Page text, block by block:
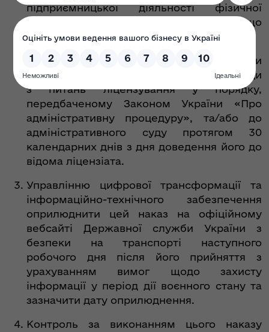
підприємницької діяльності фізичної
особи-підприємця) згідно з переліком, що
додається.
Рішення органу ліцензування може бути
оскаржено до Експертно-апеляційної ради
з питань ліцензування у порядку,
передбаченому Законом України «Про
адміністративну процедуру», та/або до
адміністративного суду протягом 30
календарних днів з дня доведення його до
відома ліцензіата.
Управлінню цифрової трансформації та
інформаційно-технічного забезпечення
оприлюднити цей наказ на офіційному
вебсайті Державної служби України з
безпеки на транспорті наступного
робочого дня після його прийняття з
урахуванням вимог щодо захисту
інформації у період дії воєнного стану та
зазначити дату оприлюднення.
Контроль за виконанням цього наказу